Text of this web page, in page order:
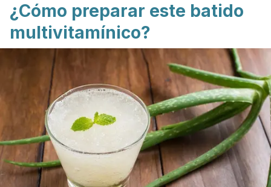
¿Cómo preparar este batido
multivitamínico?